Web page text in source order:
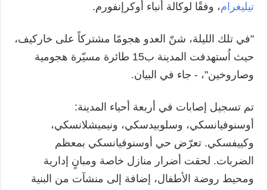
تيليغرام، وفقًا لوكالة أنباء أوكرإنفورم.
"في تلك الليلة، شنّ العدو هجومًا مشتركاً على خاركيف،
حيث اُستهدفت المدينة ب15 طائرة مسيّرة هجومية
وصاروخين"، - جاء في البيان.
تم تسجيل إصابات في أربعة أحياء المدينة:
أوسنوفيانسكي، وسلوبيدسكي، ونيميشلانسكي،
وكييفسكي. تعرّض حي أوسنوفيانسكي بمعظم
الضربات. لحقت أضرار منازل خاصة ومبانٍ إدارية
ومحيط روضة الأطفال، إضافة إلى منشآت من البنية